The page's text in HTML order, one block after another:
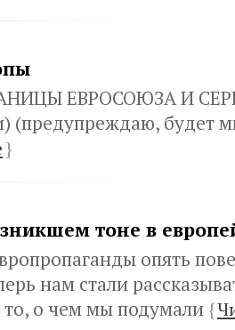
ЕВРОСОЮЗА И
(предупреждаю, будет
}
тоне в
опять
нам стали
то, о чем мы подумали {